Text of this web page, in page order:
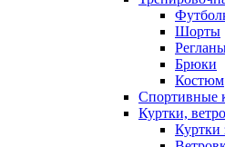
Шорты
Брюки
Костюм
Спортивные
Куртки,
Куртки